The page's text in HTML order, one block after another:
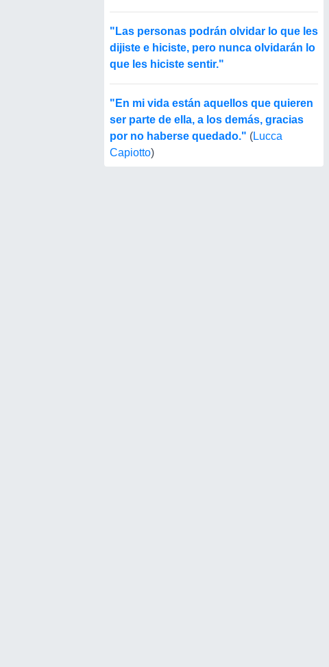
"Las personas podrán olvidar lo que les
dijiste e hiciste, pero nunca olvidarán lo
que les hiciste sentir."
"En mi vida están aquellos que quieren
ser parte de ella, a los demás, gracias
por no haberse quedado." (Lucca
Capiotto)